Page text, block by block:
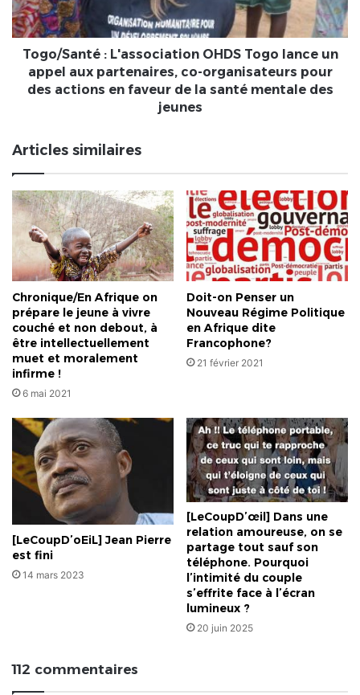
appel
aux
partenaires,
organisateurs
en
faveur
la
santé
mentale
des
jeunes
Togo/Santé : L'association OHDS Togo lance un
appel aux partenaires, co-organisateurs pour
des actions en faveur de la santé mentale des
jeunes
Articles similaires
Chronique/En Afrique on
prépare le jeune à vivre
couché et non debout, à
être intellectuellement
muet et moralement
infirme !
6 mai 2021
Doit-on Penser un
Nouveau Régime Politique
en Afrique dite
Francophone?
21 février 2021
[LeCoupD’oEiL] Jean Pierre
est fini
14 mars 2023
[LeCoupD’œil] Dans une
relation amoureuse, on se
partage tout sauf son
téléphone. Pourquoi
l’intimité du couple
s’effrite face à l’écran
lumineux ?
20 juin 2025
112 commentaires